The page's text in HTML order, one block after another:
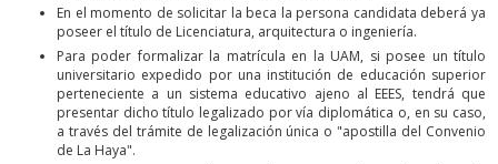
En el momento de solicitar la beca la persona candidata deberá ya
poseer el título de Licenciatura, arquitectura o ingeniería.
Para poder formalizar la matrícula en la UAM, si posee un título
universitario expedido por una institución de educación superior
perteneciente a un sistema educativo ajeno al EEES, tendrá que
presentar dicho título legalizado por vía diplomática o, en su caso,
a través del trámite de legalización única o "apostilla del Convenio
de La Haya".